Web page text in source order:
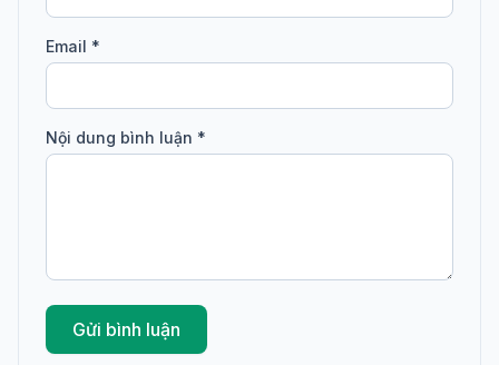
Email *
Nội dung bình luận *
Gửi bình luận